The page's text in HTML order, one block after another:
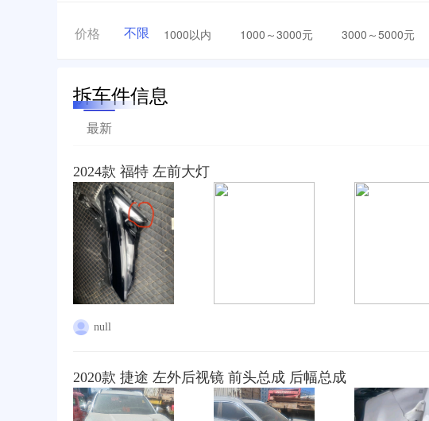
价格 不限 1000以内 1000～3000元 3000～5000元
拆车件信息
最新
2024款 福特 左前大灯
null
2020款 捷途 左外后视镜 前头总成 后幅总成